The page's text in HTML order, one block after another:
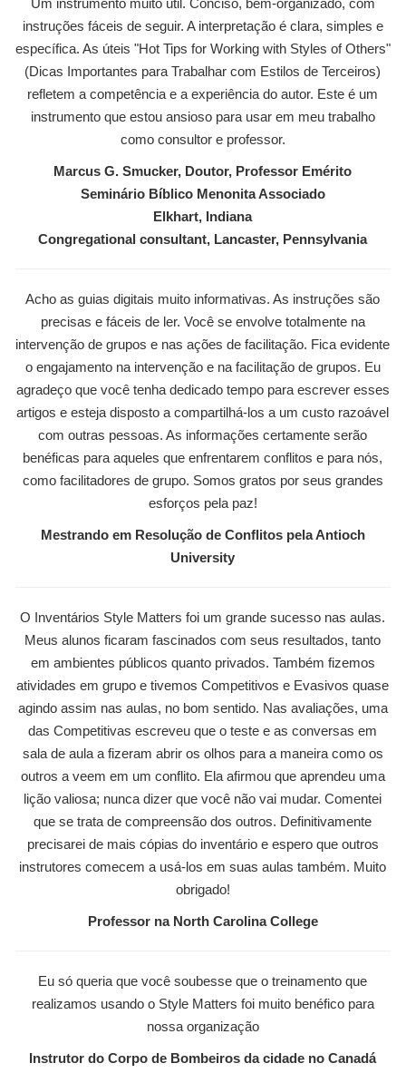
Um instrumento muito útil. Conciso, bem-organizado, com
instruções fáceis de seguir. A interpretação é clara, simples e
específica. As úteis "Hot Tips for Working with Styles of Others"
(Dicas Importantes para Trabalhar com Estilos de Terceiros)
refletem a competência e a experiência do autor. Este é um
instrumento que estou ansioso para usar em meu trabalho
como consultor e professor.
Marcus G. Smucker, Doutor, Professor Emérito
Seminário Bíblico Menonita Associado
Elkhart, Indiana
Congregational consultant, Lancaster, Pennsylvania
Acho as guias digitais muito informativas. As instruções são
precisas e fáceis de ler. Você se envolve totalmente na
intervenção de grupos e nas ações de facilitação. Fica evidente
o engajamento na intervenção e na facilitação de grupos. Eu
agradeço que você tenha dedicado tempo para escrever esses
artigos e esteja disposto a compartilhá-los a um custo razoável
com outras pessoas. As informações certamente serão
benéficas para aqueles que enfrentarem conflitos e para nós,
como facilitadores de grupo. Somos gratos por seus grandes
esforços pela paz!
Mestrando em Resolução de Conflitos pela Antioch
University
O Inventários Style Matters foi um grande sucesso nas aulas.
Meus alunos ficaram fascinados com seus resultados, tanto
em ambientes públicos quanto privados. Também fizemos
atividades em grupo e tivemos Competitivos e Evasivos quase
agindo assim nas aulas, no bom sentido. Nas avaliações, uma
das Competitivas escreveu que o teste e as conversas em
sala de aula a fizeram abrir os olhos para a maneira como os
outros a veem em um conflito. Ela afirmou que aprendeu uma
lição valiosa; nunca dizer que você não vai mudar. Comentei
que se trata de compreensão dos outros. Definitivamente
precisarei de mais cópias do inventário e espero que outros
instrutores comecem a usá-los em suas aulas também. Muito
obrigado!
Professor na North Carolina College
Eu só queria que você soubesse que o treinamento que
realizamos usando o Style Matters foi muito benéfico para
nossa organização
Instrutor do Corpo de Bombeiros da cidade no Canadá